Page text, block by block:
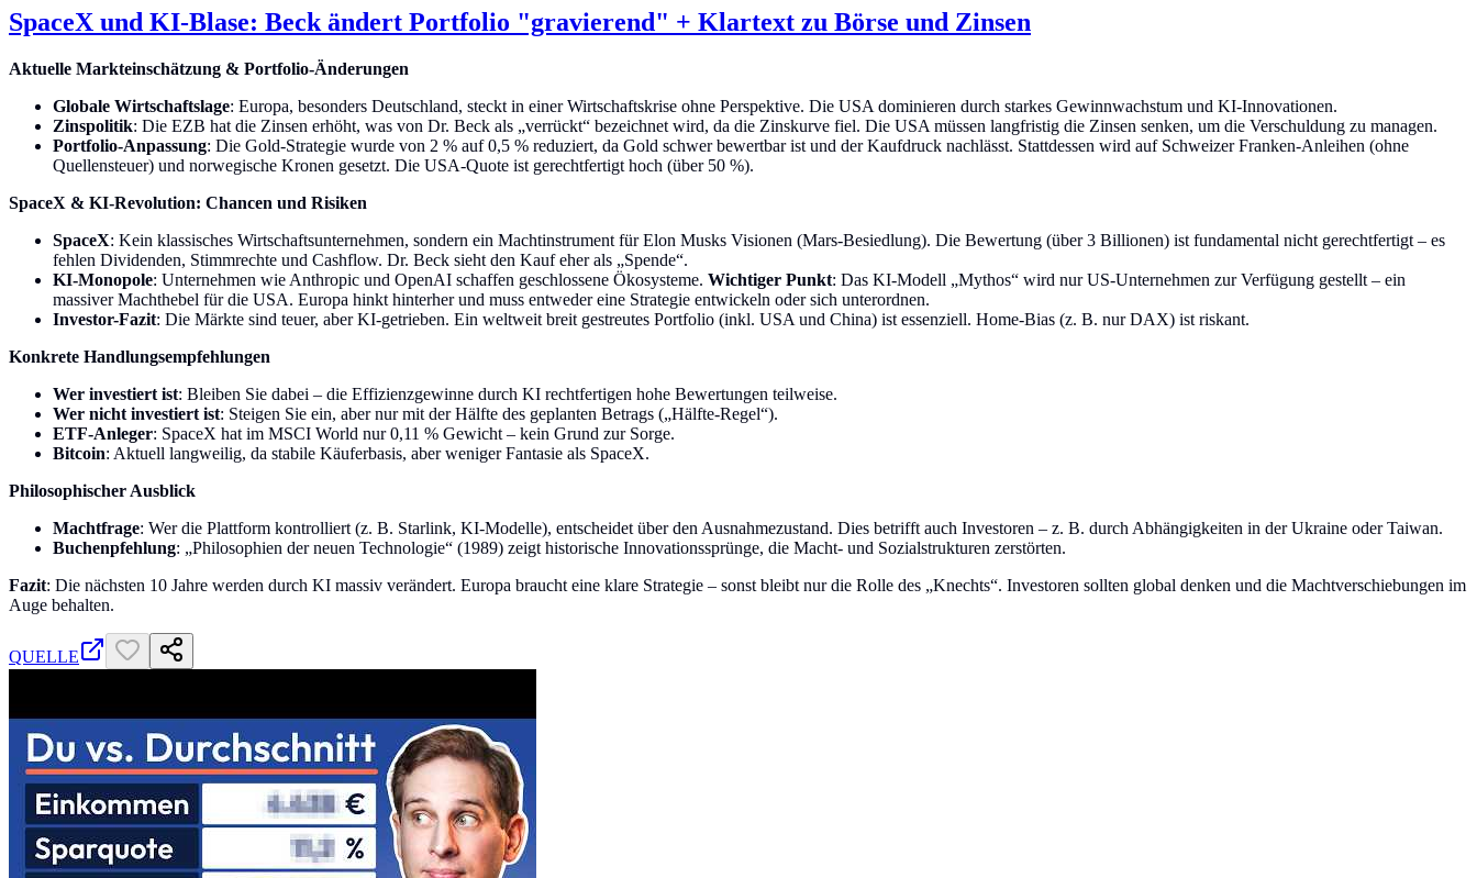
SpaceX und KI-Blase: Beck ändert Portfolio "gravierend" + Klartext zu Börse und Zinsen
Aktuelle Markteinschätzung & Portfolio-Änderungen
Globale Wirtschaftslage: Europa, besonders Deutschland, steckt in einer Wirtschaftskrise ohne Perspektive. Die USA dominieren durch starkes Gewinnwachstum und KI-Innovationen.
Zinspolitik: Die EZB hat die Zinsen erhöht, was von Dr. Beck als „verrückt“ bezeichnet wird, da die Zinskurve fiel. Die USA müssen langfristig die Zinsen senken, um die Verschuldung zu managen.
Portfolio-Anpassung: Die Gold-Strategie wurde von 2 % auf 0,5 % reduziert, da Gold schwer bewertbar ist und der Kaufdruck nachlässt. Stattdessen wird auf Schweizer Franken-Anleihen (ohne
Quellensteuer) und norwegische Kronen gesetzt. Die USA-Quote ist gerechtfertigt hoch (über 50 %).
SpaceX & KI-Revolution: Chancen und Risiken
SpaceX: Kein klassisches Wirtschaftsunternehmen, sondern ein Machtinstrument für Elon Musks Visionen (Mars-Besiedlung). Die Bewertung (über 3 Billionen) ist fundamental nicht gerechtfertigt – es
fehlen Dividenden, Stimmrechte und Cashflow. Dr. Beck sieht den Kauf eher als „Spende“.
KI-Monopole: Unternehmen wie Anthropic und OpenAI schaffen geschlossene Ökosysteme. Wichtiger Punkt: Das KI-Modell „Mythos“ wird nur US-Unternehmen zur Verfügung gestellt – ein
massiver Machthebel für die USA. Europa hinkt hinterher und muss entweder eine Strategie entwickeln oder sich unterordnen.
Investor-Fazit: Die Märkte sind teuer, aber KI-getrieben. Ein weltweit breit gestreutes Portfolio (inkl. USA und China) ist essenziell. Home-Bias (z. B. nur DAX) ist riskant.
Konkrete Handlungsempfehlungen
Wer investiert ist: Bleiben Sie dabei – die Effizienzgewinne durch KI rechtfertigen hohe Bewertungen teilweise.
Wer nicht investiert ist: Steigen Sie ein, aber nur mit der Hälfte des geplanten Betrags („Hälfte-Regel“).
ETF-Anleger: SpaceX hat im MSCI World nur 0,11 % Gewicht – kein Grund zur Sorge.
Bitcoin: Aktuell langweilig, da stabile Käuferbasis, aber weniger Fantasie als SpaceX.
Philosophischer Ausblick
Machtfrage: Wer die Plattform kontrolliert (z. B. Starlink, KI-Modelle), entscheidet über den Ausnahmezustand. Dies betrifft auch Investoren – z. B. durch Abhängigkeiten in der Ukraine oder Taiwan.
Buchenpfehlung: „Philosophien der neuen Technologie“ (1989) zeigt historische Innovationssprünge, die Macht- und Sozialstrukturen zerstörten.
Fazit: Die nächsten 10 Jahre werden durch KI massiv verändert. Europa braucht eine klare Strategie – sonst bleibt nur die Rolle des „Knechts“. Investoren sollten global denken und die Machtverschiebungen im
Auge behalten.
QUELLE